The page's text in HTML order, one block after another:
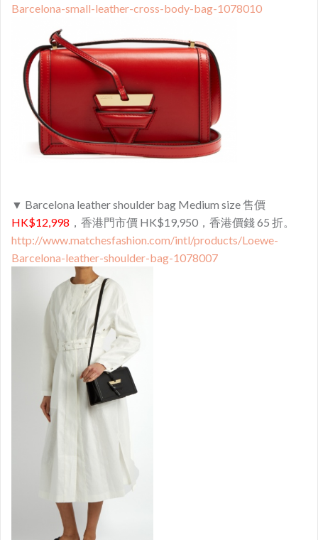
Barcelona-small-leather-cross-body-bag-1078010
▼ Barcelona leather shoulder bag Medium size 售價
HK$12,998 ，香港門市價 HK$19,950，香港價錢 65 折。
http://www.matchesfashion.com/intl/products/Loewe-
Barcelona-leather-shoulder-bag-1078007